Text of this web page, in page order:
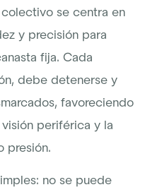
se centra en
y precisión para
fija. Cada
debe detenerse y
favoreciendo
periférica y la
presión.
no se puede